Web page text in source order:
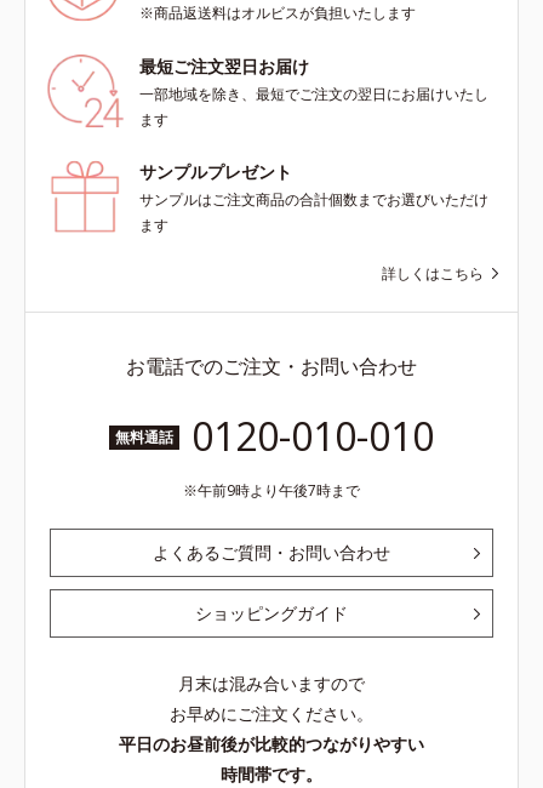
※商品返送料はオルビスが負担いたします
最短ご注文翌日お届け
一部地域を除き、最短でご注文の翌日にお届けいたし
ます
サンプルプレゼント
サンプルはご注文商品の合計個数までお選びいただけ
ます
詳しくはこちら
お電話でのご注文・お問い合わせ
無料通話 0120-010-010
午前9時より午後7時まで
よくあるご質問・お問い合わせ
ショッピングガイド
月末は混み合いますので
お早めにご注文ください。
平日のお昼前後が比較的つながりやすい
時間帯です。